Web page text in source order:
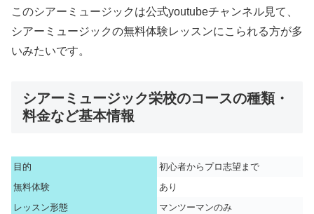
このシアーミュージックは公式youtubeチャンネル見て、
シアーミュージックの無料体験レッスンにこられる方が多
いみたいです。
シアーミュージック栄校のコースの種類・
料金など基本情報
目的
初心者からプロ志望まで
無料体験
あり
レッスン形態
マンツーマンのみ